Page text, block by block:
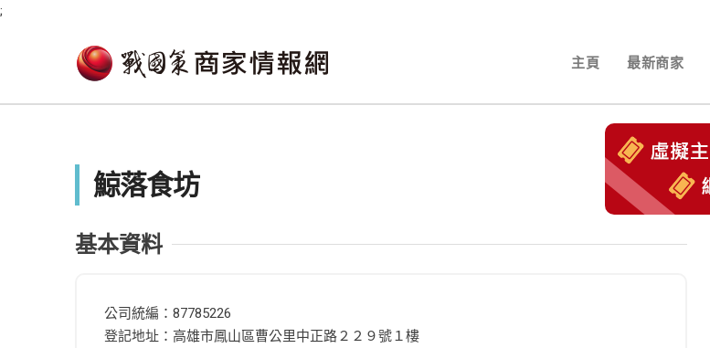
;
主頁 最新商家
鯨落食坊
基本資料
公司統編：87785226
登記地址：高雄市鳳山區曹公里中正路２２９號１樓